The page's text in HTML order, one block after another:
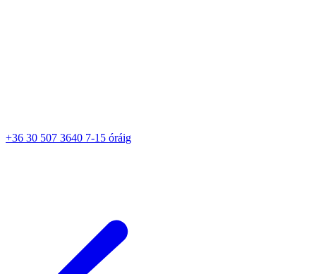
+36 30 507 3640 7-15 óráig